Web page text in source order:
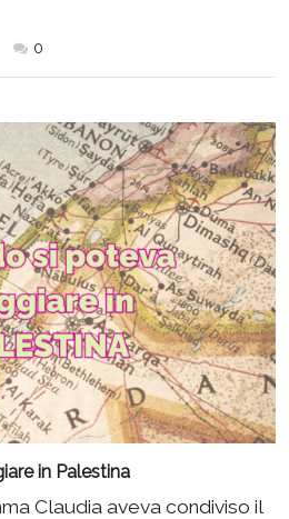
0
in Palestina
Claudia aveva condiviso il